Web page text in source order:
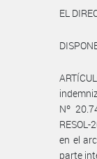
EL
Nº
en el
parte